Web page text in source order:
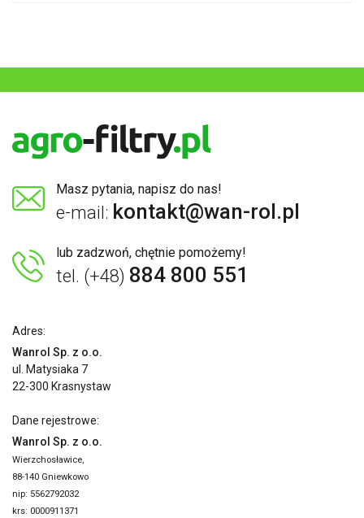
Masz pytania, napisz do nas!
e-mail: kontakt@wan-rol.pl
lub zadzwoń, chętnie pomożemy!
tel. (+48) 884 800 551
Adres:
Wanrol Sp. z o.o.
ul. Matysiaka 7
22-300 Krasnystaw
Dane rejestrowe:
Wanrol Sp. z o.o.
Wierzchosławice,
88-140 Gniewkowo
nip: 5562792032
krs: 0000911371